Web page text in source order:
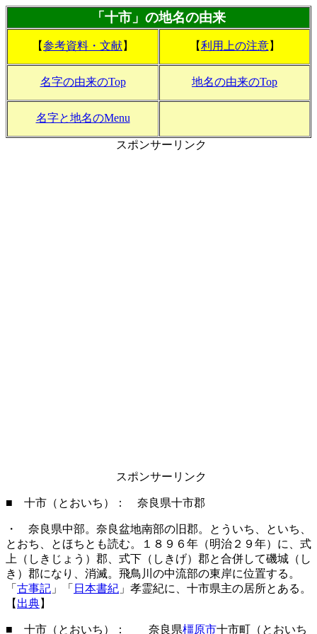
「十市」の地名の由来
【参考資料・文献】 【利用上の注意】
名字の由来のTop 地名の由来のTop
名字と地名のMenu
スポンサーリンク
スポンサーリンク
■ 十市（とおいち）： 奈良県十市郡
・ 奈良県中部。奈良盆地南部の旧郡。とういち、といち、
とおち、とほちとも読む。１８９６年（明治２９年）に、式
上（しきじょう）郡、式下（しきげ）郡と合併して磯城（し
き）郡になり、消滅。飛鳥川の中流部の東岸に位置する。
「 古事記 」「 日本書紀 」孝霊紀に、十市県主の居所とある。
【 出典】
■ 十市（とおいち）： 奈良県橿原市十市町（とおいち